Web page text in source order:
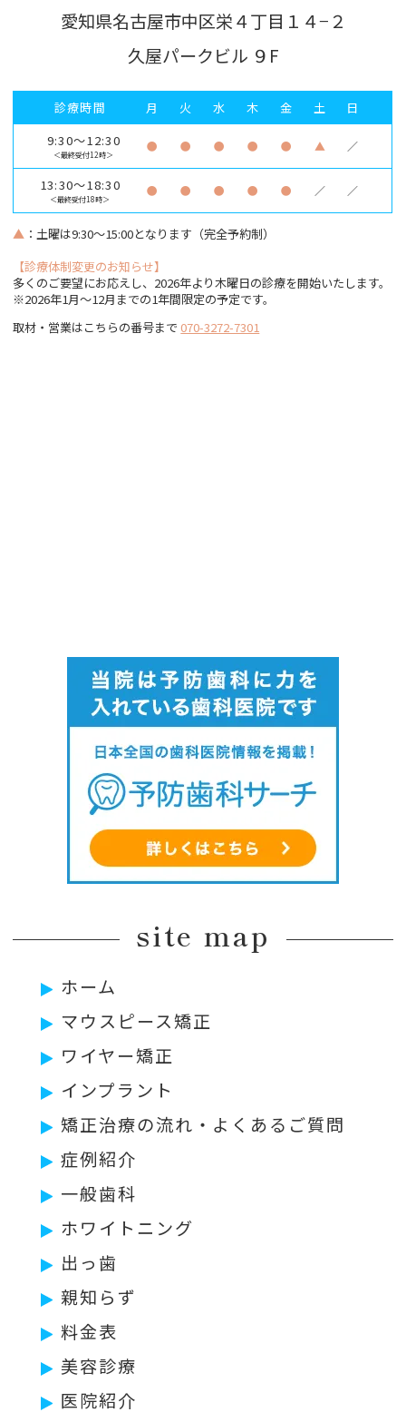
愛知県名古屋市中区栄４丁目１４−２
久屋パークビル ９F
診療時間 月 火 水 木 金 土
日
9:30～12:30
＜最終受付12時＞
● ● ● ● ● ▲ ／
13:30～18:30
＜最終受付18時＞
● ● ● ● ● ／ ／
▲ ：土曜は9:30～15:00となります（完全予約制）
【診療体制変更のお知らせ】
多くのご要望にお応えし、2026年より木曜日の診療を開始いたします。
※2026年1月〜12月までの1年間限定の予定です。
取材・営業はこちらの番号まで 070-3272-7301
site map
ホーム
マウスピース矯正
ワイヤー矯正
インプラント
矯正治療の流れ・よくあるご質問
症例紹介
一般歯科
ホワイトニング
出っ歯
親知らず
料金表
美容診療
医院紹介